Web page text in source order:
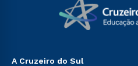
A Cruzeiro do Sul